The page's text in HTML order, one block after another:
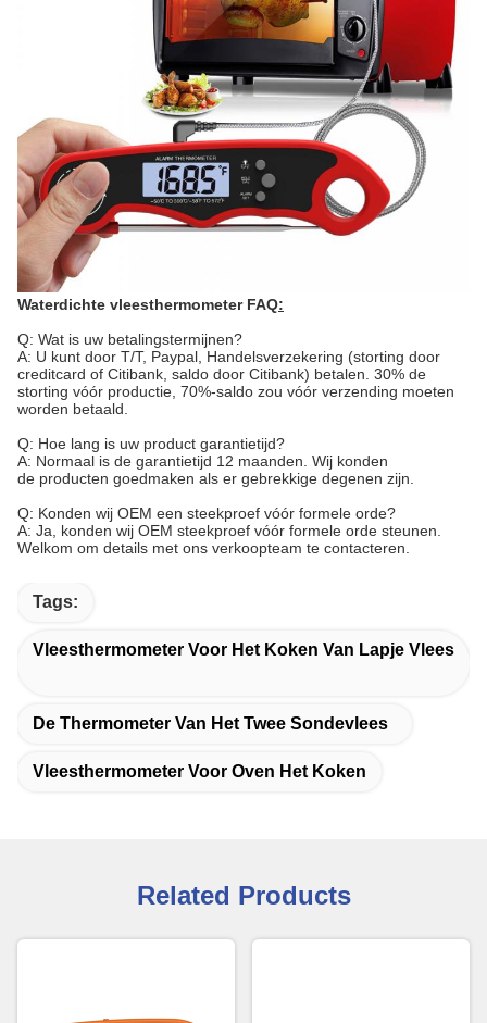
Waterdichte vleesthermometer FAQ:
Q: Wat is uw betalingstermijnen?
A: U kunt door T/T, Paypal, Handelsverzekering (storting door
creditcard of Citibank, saldo door Citibank) betalen. 30% de
storting vóór productie, 70%-saldo zou vóór verzending moeten
worden betaald.
Q: Hoe lang is uw product garantietijd?
A: Normaal is de garantietijd 12 maanden. Wij konden
de producten goedmaken als er gebrekkige degenen zijn.
Q: Konden wij OEM een steekproef vóór formele orde?
A: Ja, konden wij OEM steekproef vóór formele orde steunen.
Welkom om details met ons verkoopteam te contacteren.
Tags:
Vleesthermometer Voor Het Koken Van Lapje Vlees
De Thermometer Van Het Twee Sondevlees
Vleesthermometer Voor Oven Het Koken
Related Products